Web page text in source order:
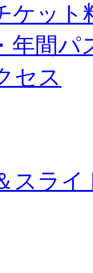
ケット
年間パ
セス
スライ